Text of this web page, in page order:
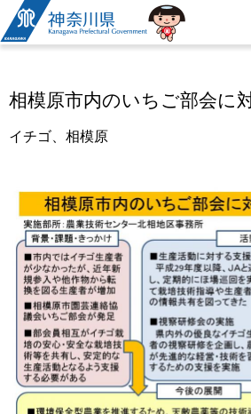
神奈川県
相模原市内のいちご部会に
イチゴ、相模原